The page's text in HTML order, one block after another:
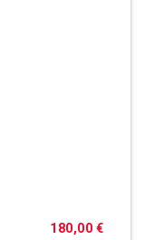
180,00 €